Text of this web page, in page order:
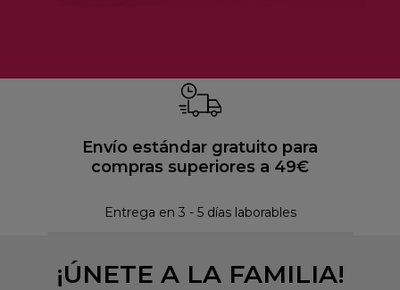
Envío estándar gratuito para
compras superiores a 49€
Entrega en 3 - 5 días laborables
¡ÚNETE A LA FAMILIA!